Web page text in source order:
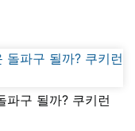
파구 될까? 쿠키런